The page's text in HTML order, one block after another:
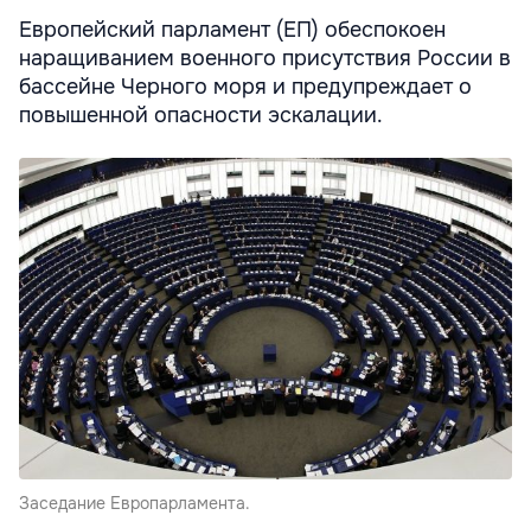
Европейский парламент (ЕП) обеспокоен
наращиванием военного присутствия России в
бассейне Черного моря и предупреждает о
повышенной опасности эскалации.
Заседание Европарламента.